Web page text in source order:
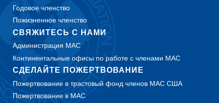
Годовое членство
Пожизненное членство
СВЯЖИТЕСЬ С НАМИ
Администрация МАС
Континентальные офисы по работе с членами МАС
СДЕЛАЙТЕ ПОЖЕРТВОВАНИЕ
Пожертвование в трастовый фонд членов МАС США
Пожертвование в МАС